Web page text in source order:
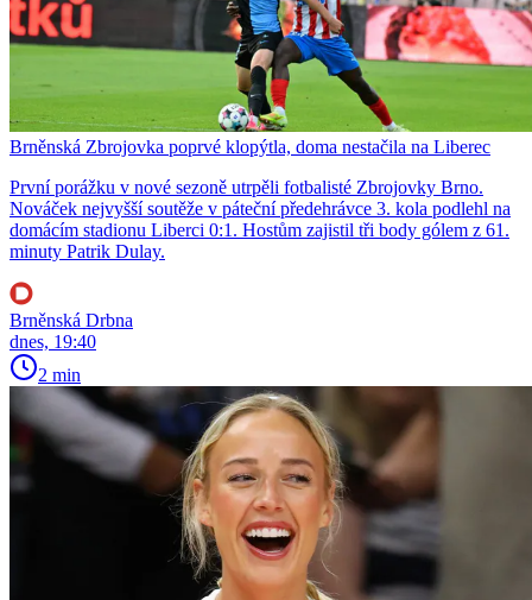
Brněnská Zbrojovka poprvé klopýtla, doma nestačila na Liberec
První porážku v nové sezoně utrpěli fotbalisté Zbrojovky Brno.
Nováček nejvyšší soutěže v páteční předehrávce 3. kola podlehl na
domácím stadionu Liberci 0:1. Hostům zajistil tři body gólem z 61.
minuty Patrik Dulay.
Brněnská Drbna
dnes, 19:40
2 min